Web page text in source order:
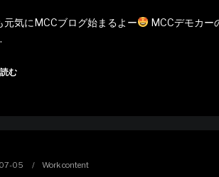
元気にMCCブログ始まるよー
MCCデモカー
む
05 Work content